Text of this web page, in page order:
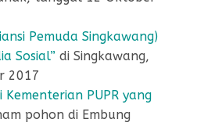
Pemuda Singkawang)
Sosial” di Singkawang,
2017
Kementerian PUPR yang
pohon di Embung